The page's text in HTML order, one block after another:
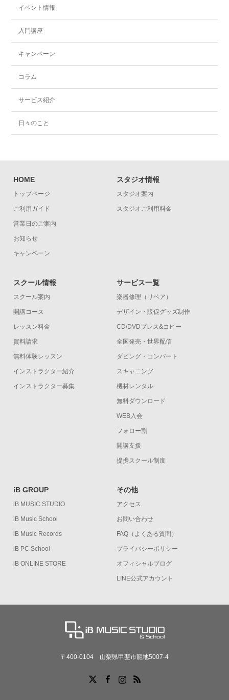
イベント情報
入門講座
キャンペーン
コラム
サービス紹介
日々のこと
HOME
トップページ
ご利用ガイド
営業日のご案内
お知らせ
キャンペーン
スタジオ情報
スタジオ案内
スタジオご利用料金
スクール情報
スクール案内
開講コース
レッスン料金
資料請求
無料体験レッスン
インストラクター紹介
インストラクター募集
サービス一覧
楽器修理（リペア）
デザイン・販促グッズ制作
CD/DVDプレス&コピー
全国発売・世界配信
ダビング・コンバート
スキャニング
機材レンタル
無料ダウンロード
WEB入会
フォロー割
開講支援
提携スクール制度
iB GROUP
iB MUSIC STUDIO
iB Music School
iB Music Records
iB PC School
iB ONLINE STORE
その他
アクセス
お問い合わせ
FAQ（よくある質問）
プライバシーポリシー
オフィシャルブログ
LINE公式アカウント
〒400-0104 山梨県甲斐市龍地5007-4
RSS